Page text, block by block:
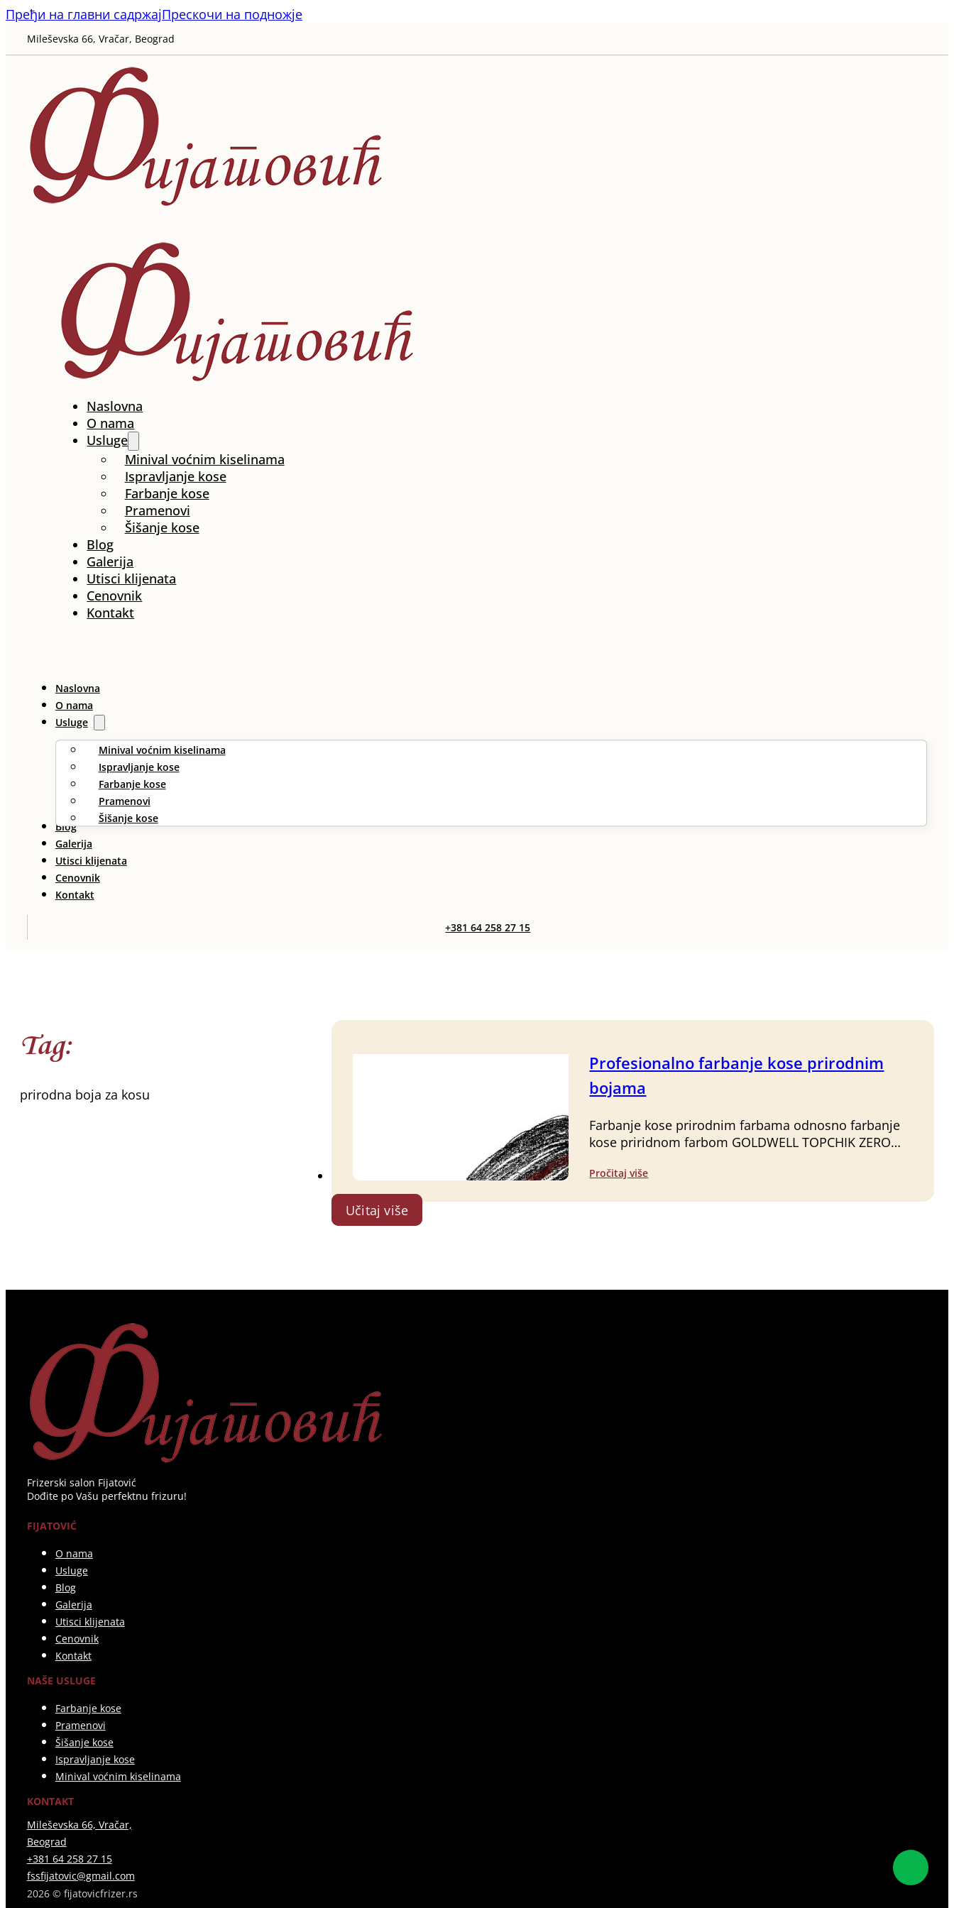
Пређи на главни садржајПрескочи на подножје
Mileševska 66, Vračar, Beograd
Naslovna
O nama
Usluge
Minival voćnim kiselinama
Ispravljanje kose
Farbanje kose
Pramenovi
Šišanje kose
Blog
Galerija
Utisci klijenata
Cenovnik
Kontakt
Naslovna
O nama
Usluge
Minival voćnim kiselinama
Ispravljanje kose
Farbanje kose
Pramenovi
Šišanje kose
Blog
Galerija
Utisci klijenata
Cenovnik
Kontakt
+381 64 258 27 15
Tag:
prirodna boja za kosu
Profesionalno farbanje kose prirodnim
bojama
Farbanje kose prirodnim farbama odnosno farbanje
kose priridnom farbom GOLDWELL TOPCHIK ZERO…
Pročitaj više
Učitaj više
Frizerski salon Fijatović
Dođite po Vašu perfektnu frizuru!
FIJATOVIĆ
O nama
Usluge
Blog
Galerija
Utisci klijenata
Cenovnik
Kontakt
NAŠE USLUGE
Farbanje kose
Pramenovi
Šišanje kose
Ispravljanje kose
Minival voćnim kiselinama
KONTAKT
Mileševska 66, Vračar,
Beograd
+381 64 258 27 15
fssfijatovic@gmail.com
2026 © fijatovicfrizer.rs